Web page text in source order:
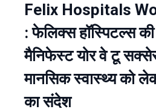
Felix Hospitals
: फेलिक्स हॉस्पिटल्स
मैनिफेस्ट योर वे टू
मानसिक स्वास्थ्य को
का संदेश